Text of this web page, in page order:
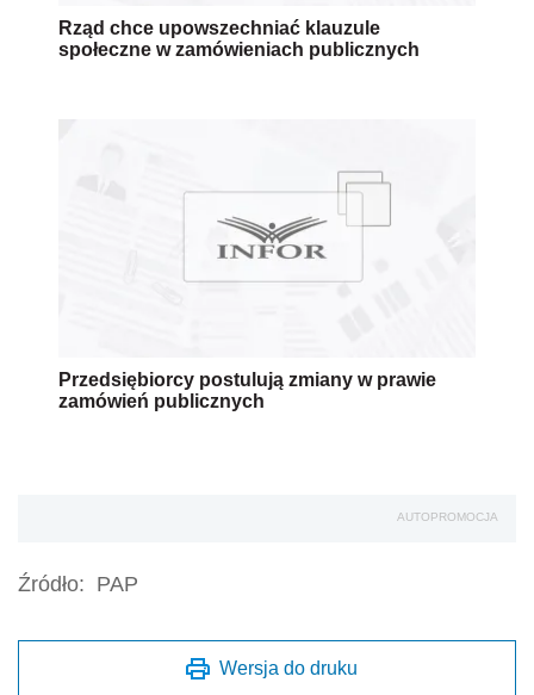
Rząd chce upowszechniać klauzule
społeczne w zamówieniach publicznych
Przedsiębiorcy postulują zmiany w prawie
zamówień publicznych
AUTOPROMOCJA
Źródło: PAP
Wersja do druku